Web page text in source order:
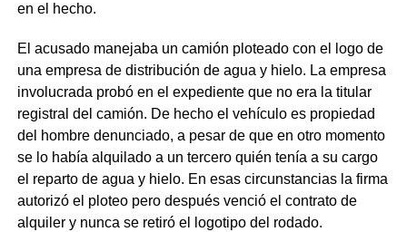
en el hecho.
El acusado manejaba un camión ploteado con el logo de
una empresa de distribución de agua y hielo. La empresa
involucrada probó en el expediente que no era la titular
registral del camión. De hecho el vehículo es propiedad
del hombre denunciado, a pesar de que en otro momento
se lo había alquilado a un tercero quién tenía a su cargo
el reparto de agua y hielo. En esas circunstancias la firma
autorizó el ploteo pero después venció el contrato de
alquiler y nunca se retiró el logotipo del rodado.